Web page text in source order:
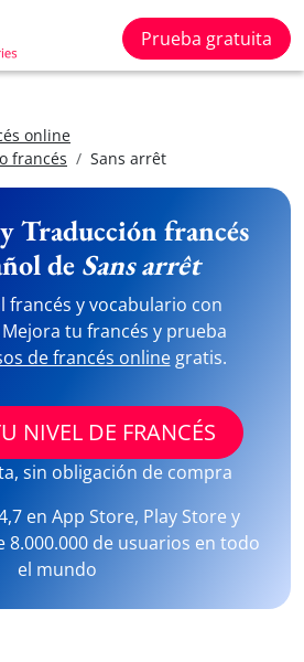
Prueba gratuita
online
francés
Sans arrêt
Traducción francés
de Sans arrêt
francés y vocabulario con
tu francés y prueba
de francés onlinegratis.
NIVEL DE FRANCÉS
sin obligación de compra
en App Store, Play Store y
8.000.000 de usuarios en todo
el mundo